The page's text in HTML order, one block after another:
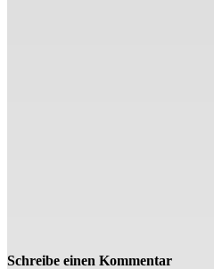
Schreibe einen Kommentar